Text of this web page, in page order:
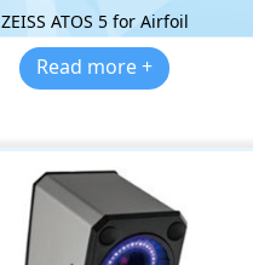
ZEISS ATOS 5 for Airfoil
Read more +